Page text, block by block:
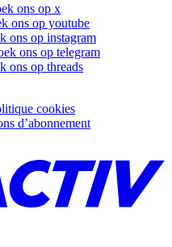
ons op x
ons op youtube
ons op instagram
ons op telegram
ons op threads
cookies
d’abonnement